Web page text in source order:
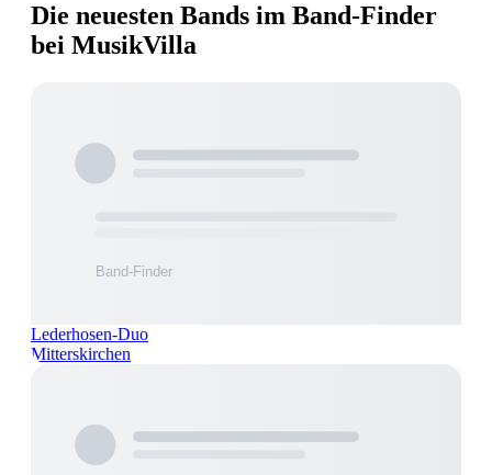
Die neuesten Bands im Band-Finder
bei MusikVilla
Lederhosen-Duo
Mitterskirchen